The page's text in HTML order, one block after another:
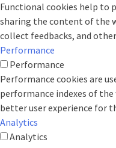
Functional cookies help
sharing the content of the
collect feedbacks, and
Performance
Performance
Performance cookies are
performance indexes of
better user experience for
Analytics
Analytics